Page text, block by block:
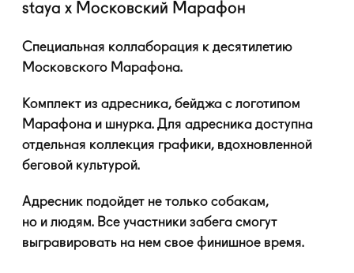
staya x Московский Марафон
Специальная коллаборация к десятилетию
Московского Марафона.
Комплект из адресника, бейджа с логотипом
Марафона и шнурка. Для адресника доступна
отдельная коллекция графики, вдохновленной
беговой культурой.
Адресник подойдет не только собакам,
но и людям. Все участники забега смогут
выгравировать на нем свое финишное время.